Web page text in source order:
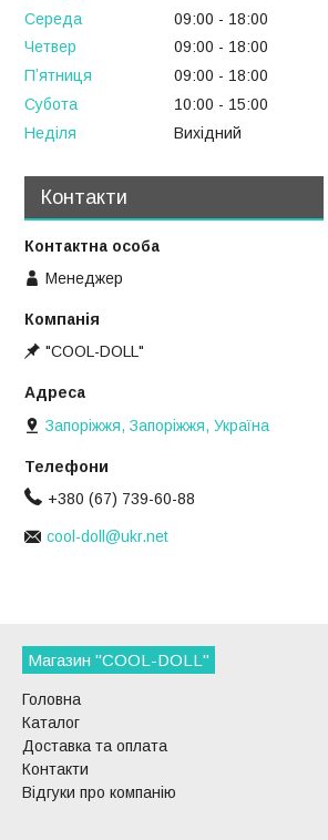
Середа
09:00
18:00
Четвер
09:00
18:00
Пʼятниця
09:00
18:00
Субота
10:00
15:00
Неділя
Вихідний
Контакти
Менеджер
"COOL-DOLL"
Запоріжжя, Запоріжжя, Україна
+380 (67) 739-60-88
cool-doll@ukr.net
Магазин "COOL-DOLL"
Головна
Каталог
Доставка та оплата
Контакти
Відгуки про компанію